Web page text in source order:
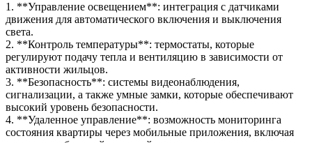
1. **Управление освещением**: интеграция с датчиками
движения для автоматического включения и выключения
света.
2. **Контроль температуры**: термостаты, которые
регулируют подачу тепла и вентиляцию в зависимости от
активности жильцов.
3. **Безопасность**: системы видеонаблюдения,
сигнализации, а также умные замки, которые обеспечивают
высокий уровень безопасности.
4. **Удаленное управление**: возможность мониторинга
состояния квартиры через мобильные приложения, включая